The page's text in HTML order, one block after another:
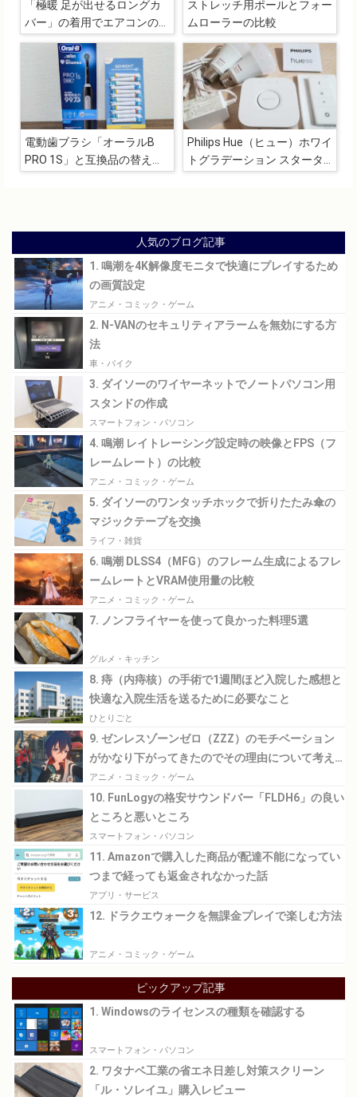
「極暖 足が出せるロングカ
バー」の着用でエアコンの電
気代を抑えることできる！？
ストレッチ用ポールとフォー
ムローラーの比較
電動歯ブラシ「オーラルB
PRO 1S」と互換品の替えブ
Philips Hue（ヒュー）ホワイ
トグラデーション スタータ
人気のブログ記事
1. 鳴潮を4K解像度モニタで快適にプレイするため
の画質設定
アニメ・コミック・ゲーム
2. N-VANのセキュリティアラームを無効にする方
法
車・バイク
3. ダイソーのワイヤーネットでノートパソコン用
スタンドの作成
スマートフォン・パソコン
4. 鳴潮 レイトレーシング設定時の映像とFPS（フ
レームレート）の比較
アニメ・コミック・ゲーム
5. ダイソーのワンタッチホックで折りたたみ傘の
マジックテープを交換
ライフ・雑貨
6. 鳴潮 DLSS4（MFG）のフレーム生成によるフレ
ームレートとVRAM使用量の比較
アニメ・コミック・ゲーム
7. ノンフライヤーを使って良かった料理5選
グルメ・キッチン
8. 痔（内痔核）の手術で1週間ほど入院した感想と
快適な入院生活を送るために必要なこと
ひとりごと
9. ゼンレスゾーンゼロ（ZZZ）のモチベーション
がかなり下がってきたのでその理由について考え
てみる
アニメ・コミック・ゲーム
10. FunLogyの格安サウンドバー「FLDH6」の良い
ところと悪いところ
スマートフォン・パソコン
11. Amazonで購入した商品が配達不能になってい
つまで経っても返金されなかった話
アプリ・サービス
12. ドラクエウォークを無課金プレイで楽しむ方法
アニメ・コミック・ゲーム
ピックアップ記事
1. Windowsのライセンスの種類を確認する
スマートフォン・パソコン
2. ワタナベ工業の省エネ日差し対策スクリーン
「ル・ソレイユ」購入レビュー